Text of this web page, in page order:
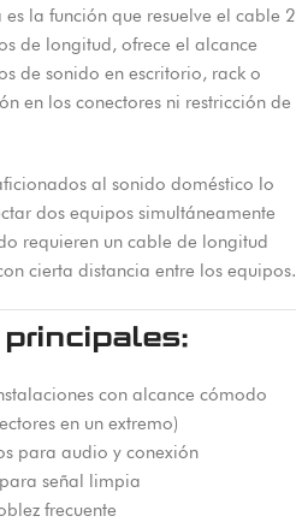
la función que resuelve el cable 2
de longitud, ofrece el alcance
de sonido en escritorio, rack o
en los conectores ni restricción de
al sonido doméstico lo
dos equipos simultáneamente
requieren un cable de longitud
cierta distancia entre los equipos.
con alcance cómodo
en un extremo)
para audio y conexión
señal limpia
frecuente